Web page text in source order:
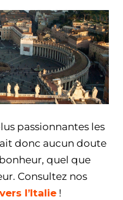
passionnantes les
donc aucun doute
quel que
Consultez nos
l’Italie !